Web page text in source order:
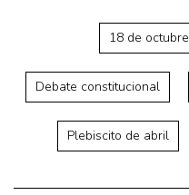
18 de octubre
Debate constitucional
Plebiscito de abril